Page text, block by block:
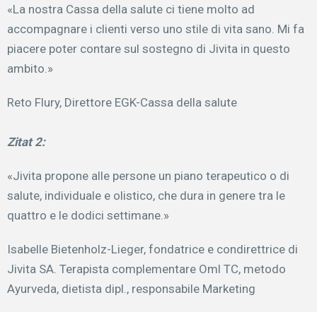
«La nostra Cassa della salute ci tiene molto ad
accompagnare i clienti verso uno stile di vita sano. Mi fa
piacere poter contare sul sostegno di Jivita in questo
ambito.»
Reto Flury, Direttore EGK-Cassa della salute
Zitat 2:
«Jivita propone alle persone un piano terapeutico o di
salute, individuale e olistico, che dura in genere tra le
quattro e le dodici settimane.»
Isabelle Bietenholz-Lieger, fondatrice e condirettrice di
Jivita SA. Terapista complementare Oml TC, metodo
Ayurveda, dietista dipl., responsabile Marketing